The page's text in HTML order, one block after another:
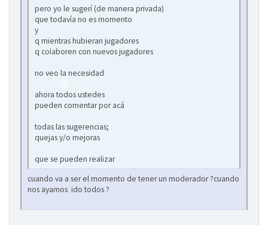
pero yo le sugerí (de manera privada)
que todavía no es momento
y
q mientras hubieran jugadores
q colaboren con nuevos jugadores
no veo la necesidad
ahora todos ustedes
pueden comentar por acá
todas las sugerencias;
quejas y/o mejoras
que se pueden realizar
cuando va a ser el momento de tener un moderador ?cuando
nos ayamos ido todos ?
❄
❄